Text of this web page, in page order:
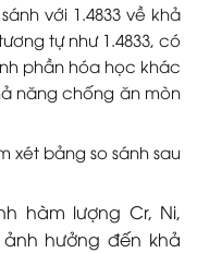
với 1.4833 về khả
tự như 1.4833, có
phần hóa học khác
năng chống ăn mòn
xét bảng so sánh sau
hàm lượng Cr, Ni,
hưởng đến khả